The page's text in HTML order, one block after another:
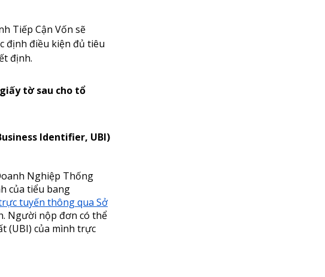
Tiếp Cận Vốn sẽ
định điều kiện đủ tiêu
định.
tờ sau cho tổ
Identifier, UBI)
Nghiệp Thống
của tiểu bang
tuyến thông qua Sở
Người nộp đơn có thể
(UBI) của mình trực